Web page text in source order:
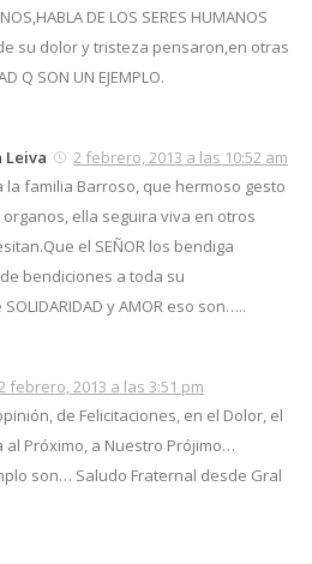
DE LOS SERES HUMANOS
su dolor y tristeza pensaron,en otras
Q SON UN EJEMPLO.
Leiva
2 febrero, 2013 a las 10:52 am
la familia Barroso, que hermoso gesto
ella seguira viva en otros
el SEÑOR los bendiga
bendiciones a toda su
SOLIDARIDAD y AMOR eso son…..
febrero, 2013 a las 3:51 pm
de Felicitaciones, en el Dolor, el
al Próximo, a Nuestro Prójimo…
son… Saludo Fraternal desde Gral